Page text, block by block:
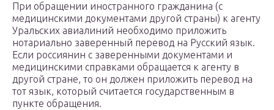
При обращении иностранного гражданина (с
медицинскими документами другой страны) к агенту
Уральских авиалиний необходимо приложить
нотариально заверенный перевод на Русский язык.
Если россиянин с заверенными документами и
медицинскими справками обращается к агенту в
другой стране, то он должен приложить перевод на
тот язык, который считается государственным в
пункте обращения.